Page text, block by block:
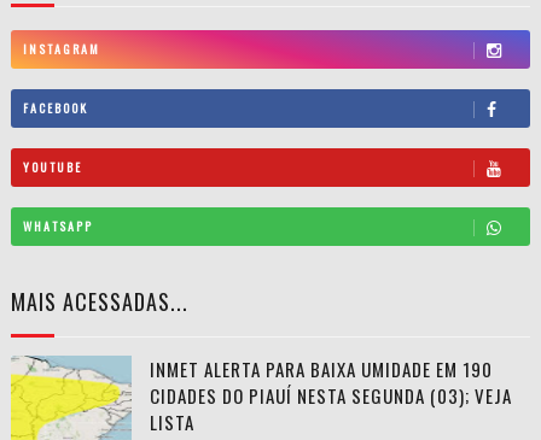
INSTAGRAM
FACEBOOK
YOUTUBE
WHATSAPP
MAIS ACESSADAS...
INMET ALERTA PARA BAIXA UMIDADE EM 190
CIDADES DO PIAUÍ NESTA SEGUNDA (03); VEJA
LISTA